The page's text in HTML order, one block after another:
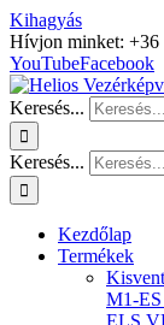
Kihagyás
Hívjon minket: +36
YouTubeFacebook
Keresés...
Keresés...
Kezdőlap
Termékek
M1-
ELS